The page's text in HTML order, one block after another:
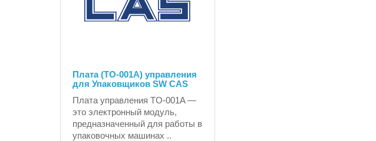
Плата (TO-001A) управления
для Упаковщиков SW CAS
Плата управления TO-001A —
это электронный модуль,
предназначенный для работы в
упаковочных машинах ..